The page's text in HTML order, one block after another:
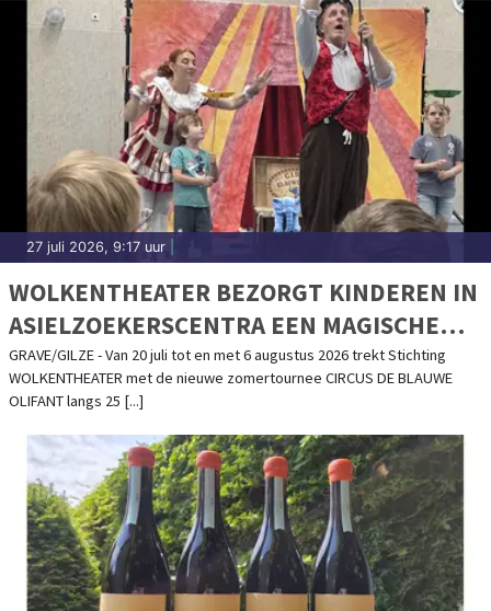
27 juli 2026, 9:17 uur
WOLKENTHEATER BEZORGT KINDEREN IN
ASIELZOEKERSCENTRA EEN MAGISCHE
CIRCUSDAG
GRAVE/GILZE - Van 20 juli tot en met 6 augustus 2026 trekt Stichting
WOLKENTHEATER met de nieuwe zomertournee CIRCUS DE BLAUWE
OLIFANT langs 25 [...]